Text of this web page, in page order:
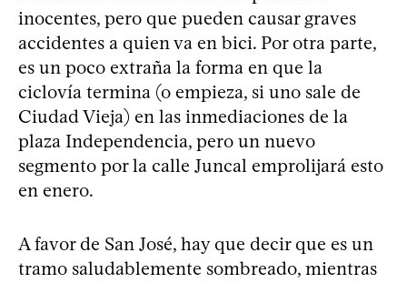
inocentes, pero que pueden causar graves
accidentes a quien va en bici. Por otra parte,
es un poco extraña la forma en que la
ciclovía termina (o empieza, si uno sale de
Ciudad Vieja) en las inmediaciones de la
plaza Independencia, pero un nuevo
segmento por la calle Juncal emprolijará esto
en enero.
A favor de San José, hay que decir que es un
tramo saludablemente sombreado, mientras